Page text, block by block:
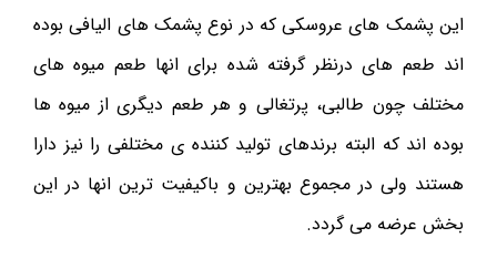
این پشمک های عروسکی که در نوع پشمک های الیافی بوده
اند طعم های درنظر گرفته شده برای انها طعم میوه های
مختلف چون طالبی، پرتغالی و هر طعم دیگری از میوه ها
بوده اند که البته برندهای تولید کننده ی مختلفی را نیز دارا
هستند ولی در مجموع بهترین و باکیفیت ترین انها در این
بخش عرضه می گردد.